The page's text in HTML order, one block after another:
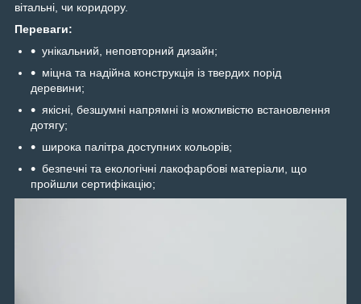
вітальні, чи коридору.
Переваги:
унікальний, неповторний дизайн;
міцна та надійна конструкція із твердих порід
деревини;
якісні, безшумні напрямні із можливістю встановлення
дотягу;
широка палітра доступних кольорів;
безпечні та екологічні лакофарбові матеріали, що
пройшли сертифікацію;